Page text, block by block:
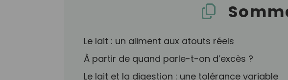
Le lait : un aliment aux atouts réels
À partir de quand parle-t-on d’excès ?
Le lait et la digestion : une tolérance variable